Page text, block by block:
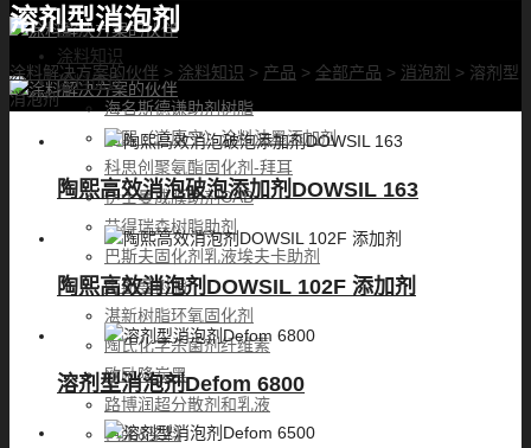
首页
涂料知识
涂料优选
海名斯德谦助剂树脂
陶熙（道康宁）涂料油墨添加剂
科思创聚氨酯固化剂-拜耳
伊士曼成膜助剂CAB
艾得瑞森树脂助剂
巴斯夫固化剂乳液埃夫卡助剂
帝斯曼树脂
湛新树脂环氧固化剂
陶氏化学杀菌剂纤维素
欧励隆炭黑
路博润超分散剂和乳液
色浆&染料
溶剂型消泡剂
涂料解决方案的伙伴 > 涂料知识 > 产品 > 全部产品 > 消泡剂 > 溶剂型
消泡剂
陶熙高效消泡破泡添加剂DOWSIL 163
陶熙高效消泡剂DOWSIL 102F 添加剂
溶剂型消泡剂Defom 6800